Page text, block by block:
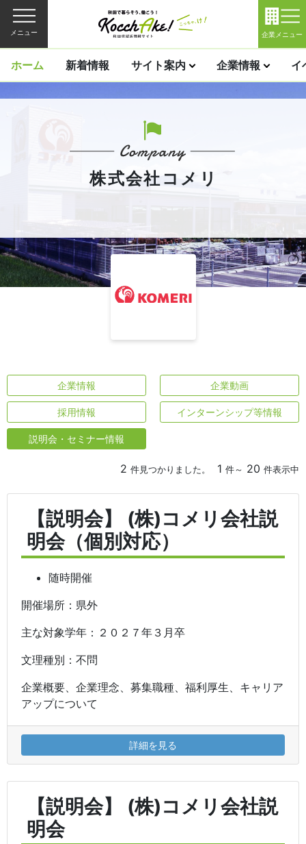
メニュー 企業メニュー
ホーム 新着情報 サイト案内 企業情報 イ
株式会社コメリ
企業情報 企業動画
採用情報 インターンシップ等情報
説明会・セミナー情報
2 件見つかりました。 1 件～ 20 件表示中
【説明会】 (株)コメリ会社説
明会（個別対応）
随時開催
開催場所：県外
主な対象学年：２０２７年３月卒
文理種別：不問
企業概要、企業理念、募集職種、福利厚生、キャリア
アップについて
詳細を見る
【説明会】 (株)コメリ会社説
明会